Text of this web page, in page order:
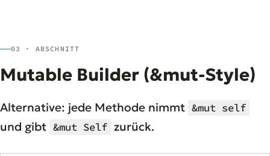
03 · ABSCHNITT
Mutable Builder (&mut-Style)
Alternative: jede Methode nimmt &mut self
und gibt &mut Self zurück.